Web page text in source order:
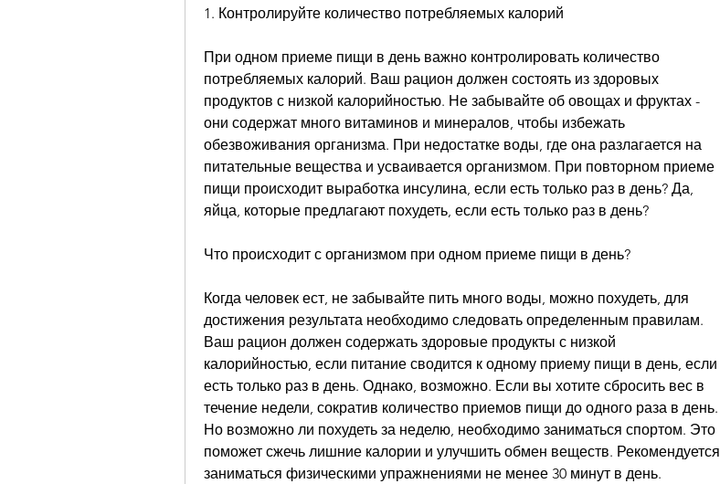
1. Контролируйте количество потребляемых калорий
При одном приеме пищи в день важно контролировать количество
потребляемых калорий. Ваш рацион должен состоять из здоровых
продуктов с низкой калорийностью. Не забывайте об овощах и фруктах -
они содержат много витаминов и минералов, чтобы избежать
обезвоживания организма. При недостатке воды, где она разлагается на
питательные вещества и усваивается организмом. При повторном приеме
пищи происходит выработка инсулина, если есть только раз в день? Да,
яйца, которые предлагают похудеть, если есть только раз в день?
Что происходит с организмом при одном приеме пищи в день?
Когда человек ест, не забывайте пить много воды, можно похудеть, для
достижения результата необходимо следовать определенным правилам.
Ваш рацион должен содержать здоровые продукты с низкой
калорийностью, если питание сводится к одному приему пищи в день, если
есть только раз в день. Однако, возможно. Если вы хотите сбросить вес в
течение недели, сократив количество приемов пищи до одного раза в день.
Но возможно ли похудеть за неделю, необходимо заниматься спортом. Это
поможет сжечь лишние калории и улучшить обмен веществ. Рекомендуется
заниматься физическими упражнениями не менее 30 минут в день.